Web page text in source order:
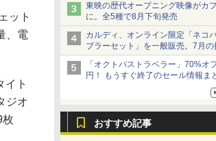
東映の歴代オープニング映像がカ
に。全5種で8月下旬発売
カルディ、オンライン限定「ネコ
ブラーセット」を一般販売。7月の
当選無効分
「オクトパストラベラー」70%オ
円！ もうすぐ終了のセール情報ま
ニンテンドーeショップでは「大
おすすめ記事
ット
、電
イト
ジオ
枚